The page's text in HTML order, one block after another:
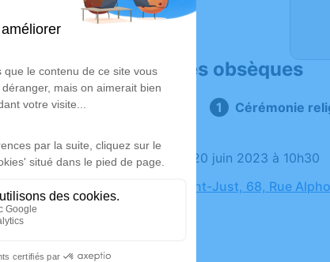
Déroulé des obsèques
Cérémonie
Le mardi 20 juin 2023 à 10h30
Église Saint-Just, 68, Rue